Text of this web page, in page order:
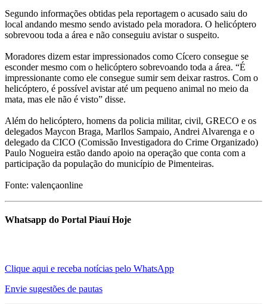
Segundo informações obtidas pela reportagem o acusado saiu do
local andando mesmo sendo avistado pela moradora. O helicóptero
sobrevoou toda a área e não conseguiu avistar o suspeito.
Moradores dizem estar impressionados como Cícero consegue se
esconder mesmo com o helicóptero sobrevoando toda a área. “É
impressionante como ele consegue sumir sem deixar rastros. Com o
helicóptero, é possível avistar até um pequeno animal no meio da
mata, mas ele não é visto” disse.
Além do helicóptero, homens da policia militar, civil, GRECO e os
delegados Maycon Braga, Marllos Sampaio, Andrei Alvarenga e o
delegado da CICO (Comissão Investigadora do Crime Organizado)
Paulo Nogueira estão dando apoio na operação que conta com a
participação da população do município de Pimenteiras.
Fonte: valençaonline
Whatsapp do Portal Piauí Hoje
Clique aqui e receba notícias pelo WhatsApp
Envie sugestões de pautas